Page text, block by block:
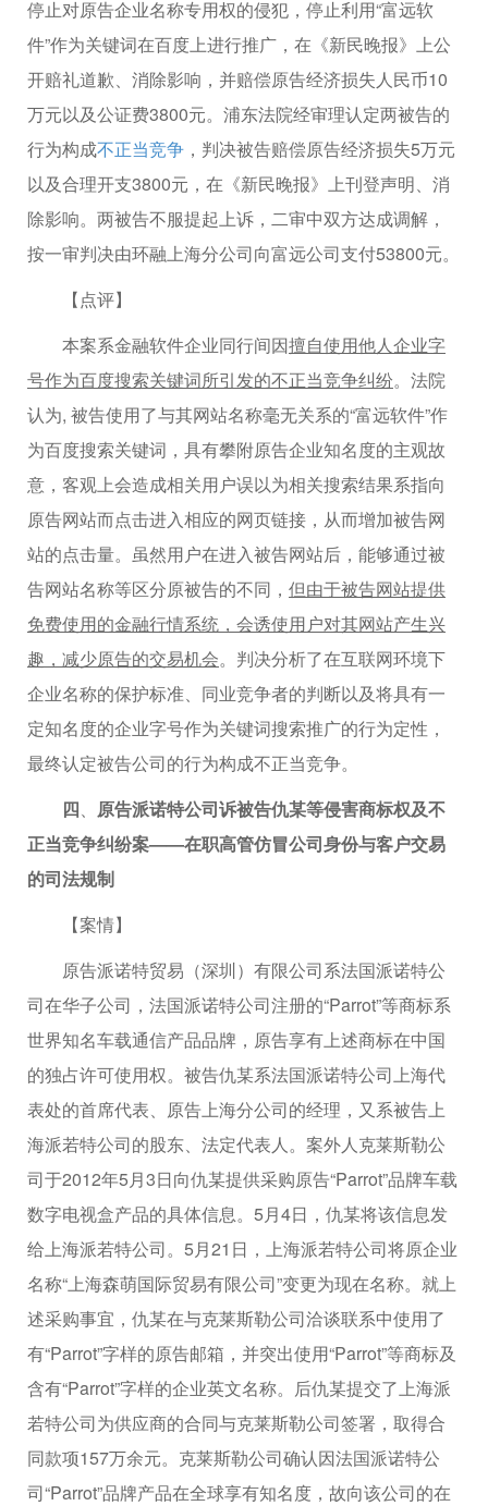
停止对原告企业名称专用权的侵犯，停止利用“富远软
件”作为关键词在百度上进行推广，在《新民晚报》上公
开赔礼道歉、消除影响，并赔偿原告经济损失人民币10
万元以及公证费3800元。浦东法院经审理认定两被告的
行为构成不正当竞争 ，判决被告赔偿原告经济损失5万元
以及合理开支3800元，在《新民晚报》上刊登声明、消
除影响。两被告不服提起上诉，二审中双方达成调解，
按一审判决由环融上海分公司向富远公司支付53800元。
【点评】
本案系金融软件企业同行间因擅自使用他人企业字
号作为百度搜索关键词所引发的不正当竞争纠纷。法院
认为, 被告使用了与其网站名称毫无关系的“富远软件”作
为百度搜索关键词，具有攀附原告企业知名度的主观故
意，客观上会造成相关用户误以为相关搜索结果系指向
原告网站而点击进入相应的网页链接，从而增加被告网
站的点击量。虽然用户在进入被告网站后，能够通过被
告网站名称等区分原被告的不同， 但由于被告网站提供
免费使用的金融行情系统，会诱使用户对其网站产生兴
趣，减少原告的交易机会。判决分析了在互联网环境下
企业名称的保护标准、同业竞争者的判断以及将具有一
定知名度的企业字号作为关键词搜索推广的行为定性，
最终认定被告公司的行为构成不正当竞争。
四
原告派诺特公司诉被告仇某等侵害商标权及不
正当竞争纠纷案——在职高管仿冒公司身份与客户交易
的司法规制
【案情】
原告派诺特贸易（深圳）有限公司系法国派诺特公
司在华子公司，法国派诺特公司注册的“Parrot”等商标系
世界知名车载通信产品品牌，原告享有上述商标在中国
的独占许可使用权。被告仇某系法国派诺特公司上海代
表处的首席代表、原告上海分公司的经理，又系被告上
海派若特公司的股东、法定代表人。案外人克莱斯勒公
司于2012年5月3日向仇某提供采购原告“Parrot”品牌车载
数字电视盒产品的具体信息。5月4日，仇某将该信息发
给上海派若特公司。5月21日，上海派若特公司将原企业
名称“上海森萌国际贸易有限公司”变更为现在名称。就上
述采购事宜，仇某在与克莱斯勒公司洽谈联系中使用了
有“Parrot”字样的原告邮箱，并突出使用“Parrot”等商标及
含有“Parrot”字样的企业英文名称。后仇某提交了上海派
若特公司为供应商的合同与克莱斯勒公司签署，取得合
同款项157万余元。克莱斯勒公司确认因法国派诺特公
司“Parrot”品牌产品在全球享有知名度，故向该公司的在